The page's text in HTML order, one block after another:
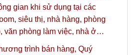
gian khi sử dụng tại các
siêu thị, nhà hàng, phòng
văn phòng làm việc, nhà ở…
trình bán hàng, Quý